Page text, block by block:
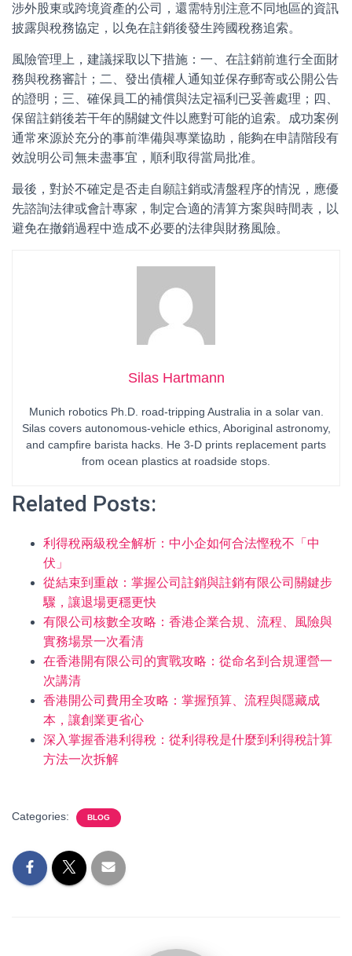
涉外股東或跨境資產的公司，還需特別注意不同地區的資訊
披露與稅務協定，以免在註銷後發生跨國稅務追索。
風險管理上，建議採取以下措施：一、在註銷前進行全面財
務與稅務審計；二、發出債權人通知並保存郵寄或公開公告
的證明；三、確保員工的補償與法定福利已妥善處理；四、
保留註銷後若干年的關鍵文件以應對可能的追索。成功案例
通常來源於充分的事前準備與專業協助，能夠在申請階段有
效說明公司無未盡事宜，順利取得當局批准。
最後，對於不確定是否走自願註銷或清盤程序的情況，應優
先諮詢法律或會計專家，制定合適的清算方案與時間表，以
避免在撤銷過程中造成不必要的法律與財務風險。
Silas Hartmann
Munich robotics Ph.D. road-tripping Australia in a solar van.
Silas covers autonomous-vehicle ethics, Aboriginal astronomy,
and campfire barista hacks. He 3-D prints replacement parts
from ocean plastics at roadside stops.
Related Posts:
利得稅兩級稅全解析：中小企如何合法慳稅不「中
伏」
從結束到重啟：掌握公司註銷與註銷有限公司關鍵步
驟，讓退場更穩更快
有限公司核數全攻略：香港企業合規、流程、風險與
實務場景一次看清
在香港開有限公司的實戰攻略：從命名到合規運營一
次講清
香港開公司費用全攻略：掌握預算、流程與隱藏成
本，讓創業更省心
深入掌握香港利得稅：從利得稅是什麼到利得稅計算
方法一次拆解
Categories: BLOG